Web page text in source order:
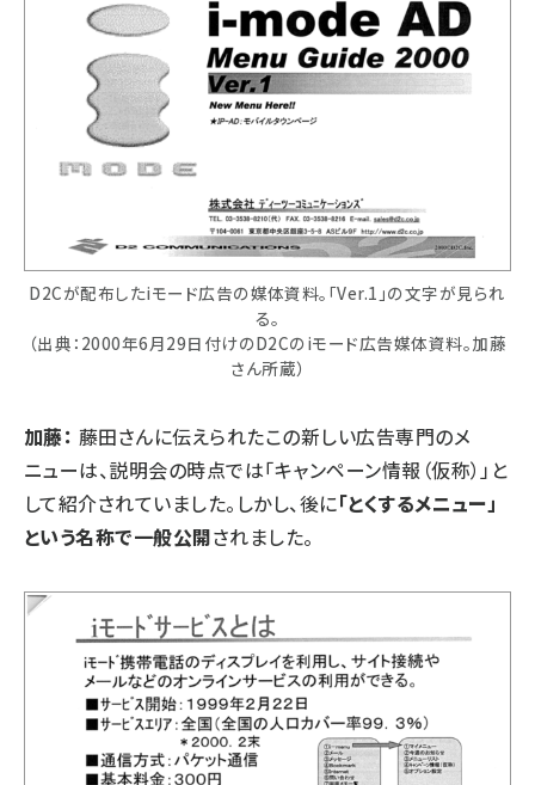
D2Cが配布したiモード広告の媒体資料。「Ver.1」の文字が見られ
る。
（出典：2000年6月29日付けのD2Cのiモード広告媒体資料。加藤
さん所蔵）
加藤： 藤田さんに伝えられたこの新しい広告専門のメ
ニューは、説明会の時点では「キャンペーン情報（仮称）」と
して紹介されていました。しかし、後に「とくするメニュー」
という名称で一般公開されました。